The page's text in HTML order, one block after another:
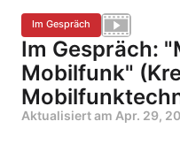
Im Gespräch
Im Gespräch:
Mobilfunk"
Aktualisiert am Apr. 29,